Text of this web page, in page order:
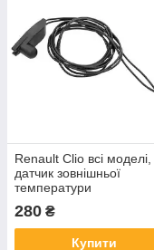
Renault Clio всі моделі,
датчик зовнішньої
температури
280 ₴
Купити